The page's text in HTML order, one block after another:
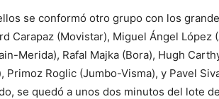
se conformó otro grupo con los
Carapaz (Movistar), Miguel Ángel López
Merida), Rafal Majka (Bora), Hugh
Primoz Roglic (Jumbo-Visma), y Pavel
se quedó a unos dos minutos del lote